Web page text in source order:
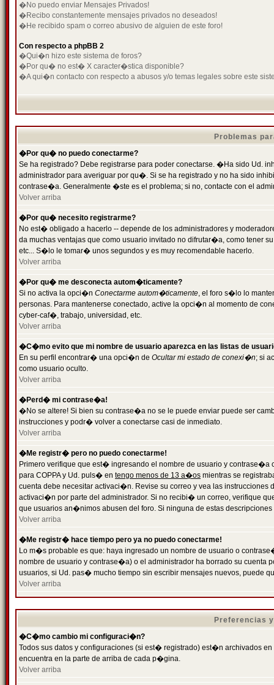
�No puedo enviar Mensajes Privados!
�Recibo constantemente mensajes privados no deseados!
�He recibido spam o correo abusivo de alguien de este foro!
Con respecto a phpBB 2
�Qui�n hizo este sistema de foros?
�Por qu� no est� X caracter�stica disponible?
�A qui�n contacto con respecto a abusos y/o temas legales sobre este
Problemas
�Por qu� no puedo conectarme?
Se ha registrado? Debe registrarse para poder conectarse. �Ha sido Ud.
administrador para averiguar por qu�. Si se ha registrado y no ha sido
contrase�a. Generalmente �ste es el problema; si no, contacte con el
Volver arriba
�Por qu� necesito registrarme?
No est� obligado a hacerlo -- depende de los administradores y
da muchas ventajas que como usuario invitado no difrutar�a, como tener
etc... S�lo le tomar� unos segundos y es muy recomendable hacerlo.
Volver arriba
�Por qu� me desconecta autom�ticamente?
Si no activa la opci�n Conectarme autom�ticamente, el foro s�lo lo
personas. Para mantenerse conectado, active la opci�n al momento de
cyber-caf�, trabajo, universidad, etc.
Volver arriba
�C�mo evito que mi nombre de usuario aparezca en las listas de
En su perfil encontrar� una opci�n de Ocultar mi estado de conexi�n; si
como usuario oculto.
Volver arriba
�Perd� mi contrase�a!
�No se altere! Si bien su contrase�a no se le puede enviar puede ser
instrucciones y podr� volver a conectarse casi de inmediato.
Volver arriba
�Me registr� pero no puedo conectarme!
Primero verifique que est� ingresando el nombre de usuario y
para COPPA y Ud. puls� en tengo menos de 13 a�os mientras se
cuenta debe necesitar activaci�n. Revise su correo y vea las
activaci�n por parte del administrador. Si no recibi� un correo, verifique
que usuarios an�nimos abusen del foro. Si ninguna de estas
Volver arriba
�Me registr� hace tiempo pero ya no puedo conectarme!
Lo m�s probable es que: haya ingresado un nombre de usuario o
nombre de usuario y contrase�a) o el administrador ha borrado su
usuarios, si Ud. pas� mucho tiempo sin escribir mensajes nuevos, puede
Volver arriba
Preferencias
�C�mo cambio mi configuraci�n?
Todos sus datos y configuraciones (si est� registrado) est�n archivados
encuentra en la parte de arriba de cada p�gina.
Volver arriba